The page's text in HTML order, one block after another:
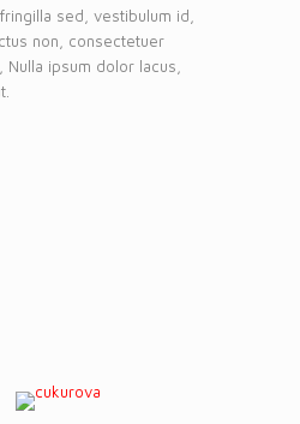
sed, vestibulum id,
non, consectetuer
ipsum dolor lacus,